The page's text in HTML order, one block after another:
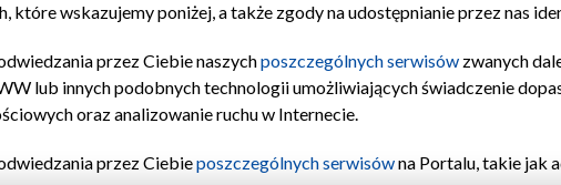
które wskazujemy poniżej, a także zgody na udostępnianie przez nas
przez Ciebie naszychposzczególnych serwisów zwanych
lub innych podobnych technologii umożliwiających świadczenie
oraz analizowanie ruchu w Internecie.
przez Ciebieposzczególnych serwisówna Portalu, takie jak